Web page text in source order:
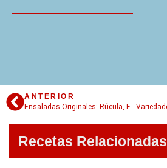
ANTERIOR
Ensaladas Originales: Rúcula, Frutillas y queso Brie
Recetas Relacionadas